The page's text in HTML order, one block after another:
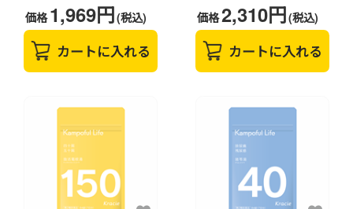
価格1,969円(税込)
カートに入れる
価格2,310円(税込)
カートに入れる